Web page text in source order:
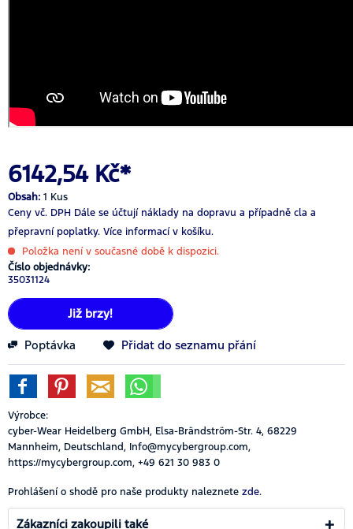
6142,54 Kč*
Obsah: 1 Kus
Ceny vč. DPH Dále se účtují náklady na dopravu a případně cla a
přepravní poplatky. Více informací v košíku.
Položka není v současné době k dispozici.
Číslo objednávky:
35031124
Již brzy!
Poptávka Přidat do seznamu přání
Výrobce:
cyber-Wear Heidelberg GmbH, Elsa-Brändström-Str. 4, 68229
Mannheim, Deutschland, Info@mycybergroup.com,
https://mycybergroup.com, +49 621 30 983 0
Prohlášení o shodě pro naše produkty naleznete zde.
Zákazníci zakoupili také